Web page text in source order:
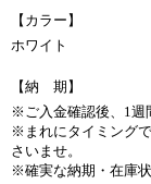
【カラー】
ホワイト
【納 期】
※ご入金確認後、1週
※まれにタイミング
さいませ。
※確実な納期・在庫